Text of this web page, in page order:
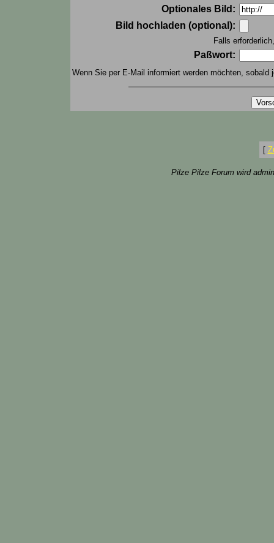
Optionales Bild:
Bild hochladen (optional):
Falls
Paßwort:
Wenn Sie per E-Mail informiert werden möchten,
[
Pilze Pilze Forum wird